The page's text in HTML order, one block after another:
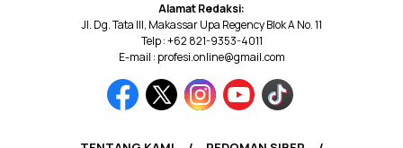
Alamat Redaksi:
Jl. Dg. Tata III, Makassar Upa Regency Blok A No. 11
Telp : +62 821-9353-4011
E-mail : profesi.online@gmail.com